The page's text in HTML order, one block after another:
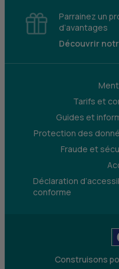
Parrainez un
d’avantages
Découvrir
Tarifs et
Guides et
Protection des
Fraude et
Déclaration
conforme
Construisons